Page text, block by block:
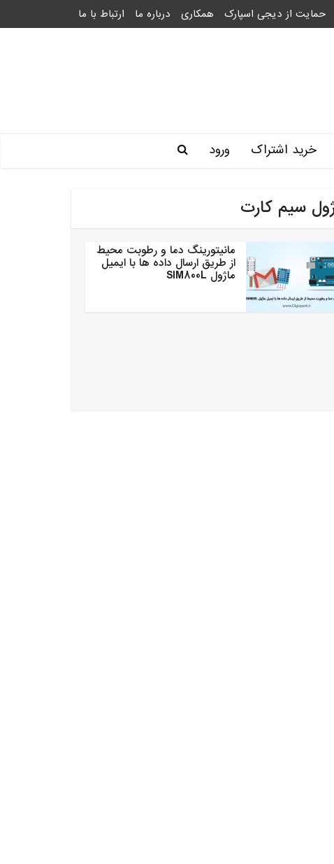
حمایت از دیجی اسپارک همکاری درباره ما ارتباط با ما
خرید اشتراک ورود
سیم کارت
مانیتورینگ دما و رطوبت محیط
از طریق ارسال داده ها با ایمیل
ماژول SIM800L